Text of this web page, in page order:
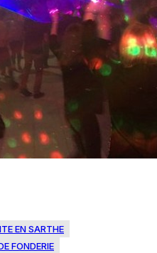
EN SARTHE
FONDERIE